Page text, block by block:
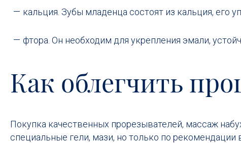
кальция. Зубы младенца состоят из кальция, его
фтора. Он необходим для укрепления эмали,
Как облегчить
Покупка качественных прорезывателей, массаж
специальные гели, мази, но только по рекомендации